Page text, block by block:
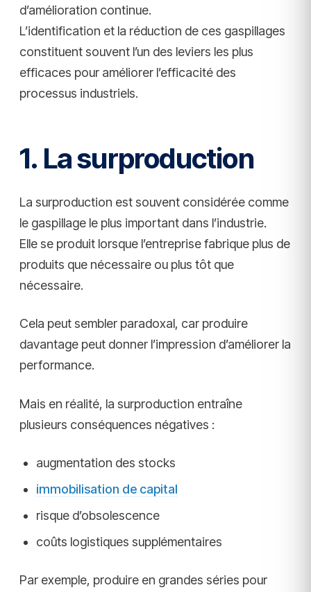
d’amélioration continue.
L’identification et la réduction de ces gaspillages
constituent souvent l’un des leviers les plus
efficaces pour améliorer l’efficacité des
processus industriels.
1. La surproduction
La surproduction est souvent considérée comme
le gaspillage le plus important dans l’industrie.
Elle se produit lorsque l’entreprise fabrique plus de
produits que nécessaire ou plus tôt que
nécessaire.
Cela peut sembler paradoxal, car produire
davantage peut donner l’impression d’améliorer la
performance.
Mais en réalité, la surproduction entraîne
plusieurs conséquences négatives :
augmentation des stocks
immobilisation de capital
risque d’obsolescence
coûts logistiques supplémentaires
Par exemple, produire en grandes séries pour